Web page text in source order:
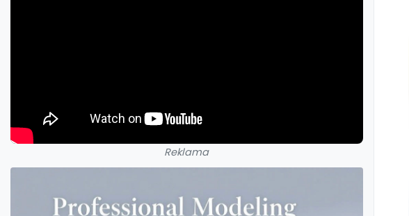
Reklama